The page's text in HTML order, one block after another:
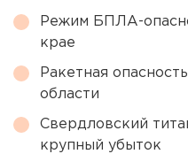
Режим БПЛА-
крае
Ракетная
области
Свердловский
крупный убыток